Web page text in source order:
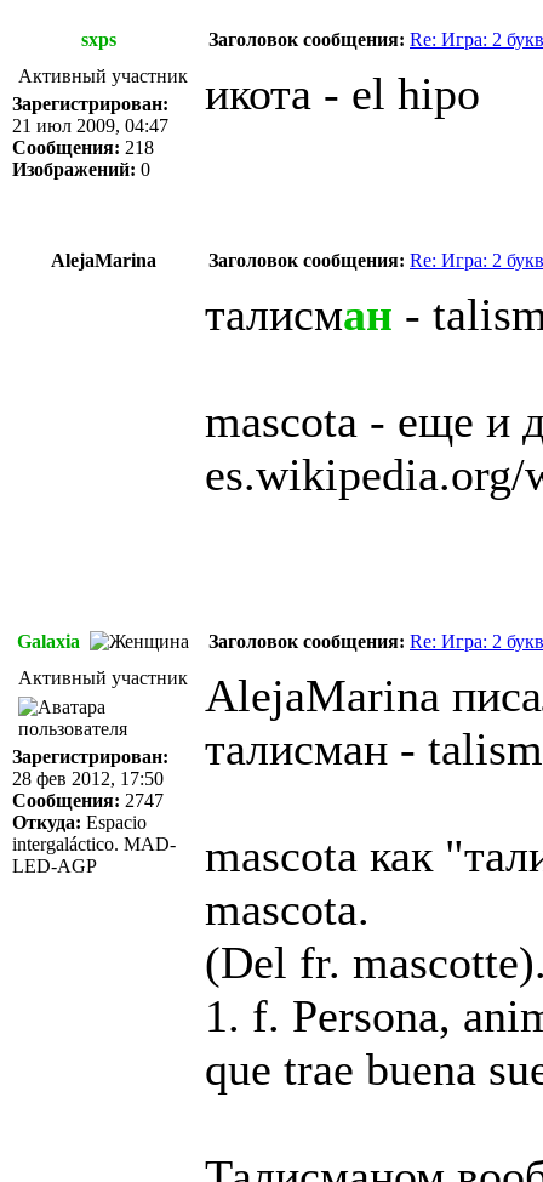
sxps Заголовок сообщения: Re: Игра: 2
Активный участник
Зарегистрирован:
21 июл 2009, 04:47
Сообщения: 218
Изображений: 0
икота - el hipo
AlejaMarina Заголовок сообщения: Re: Игра: 2
талисман -
mascota - еще и
Galaxia Заголовок сообщения: Re: Игра: 2
Активный участник
Зарегистрирован:
28 фев 2012, 17:50
Сообщения: 2747
Откуда: Espacio
intergaláctico. MAD-
LED-AGP
AlejaMarina
талисман -
mascota как
mascota.
(Del fr.
1. f. Persona,
que trae buena